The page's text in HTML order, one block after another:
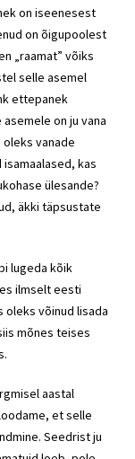
on iseenesest
on õigupoolest
„raamat” võiks
selle asemel
ettepanek
on ju vana
oleks vanade
isamaalased, kas
ülesande?
äkki täpsustate
lugeda kõik
ilmselt eesti
oleks võinud lisada
mõnes teises
aastal
et selle
Seedrist ju